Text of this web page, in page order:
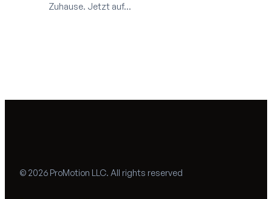
Zuhause. Jetzt auf…
© 2026 ProMotion LLC. All rights reserved